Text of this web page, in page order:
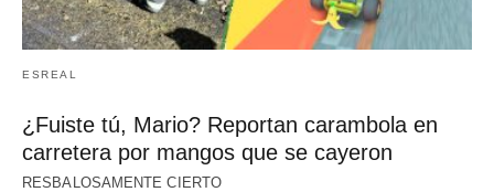
ESREAL
¿Fuiste tú, Mario? Reportan carambola en
carretera por mangos que se cayeron
RESBALOSAMENTE CIERTO